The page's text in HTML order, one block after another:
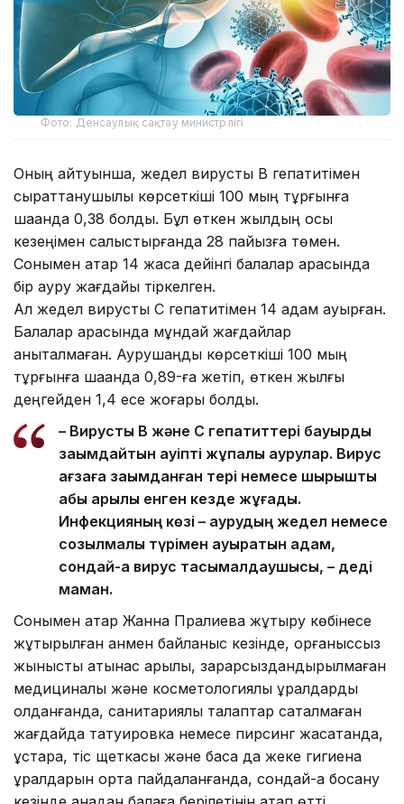
Фото: Денсаулық сақтау министрлігі
Оның айтуынша, жедел вирустық В гепатитімен
сырқаттанушылық көрсеткіші 100 мың тұрғынға
шаққанда 0,38 болды. Бұл өткен жылдың осы
кезеңімен салыстырғанда 28 пайызға төмен.
Сонымен қатар 14 жасқа дейінгі балалар арасында
бір ауру жағдайы тіркелген.
Ал жедел вирустық С гепатитімен 14 адам ауырған.
Балалар арасында мұндай жағдайлар
анықталмаған. Аурушаңдық көрсеткіші 100 мың
тұрғынға шаққанда 0,89-ға жетіп, өткен жылғы
деңгейден 1,4 есе жоғары болды.
– Вирустық В және С гепатиттері бауырды
зақымдайтын қауіпті жұқпалы аурулар. Вирус
ағзаға зақымданған тері немесе шырышты
қабық арқылы енген кезде жұғады.
Инфекцияның көзі – аурудың жедел немесе
созылмалы түрімен ауыратын адам,
сондай-ақ вирус тасымалдаушысы, – деді
маман.
Сонымен қатар Жанна Пралиева жұқтыру көбінесе
жұқтырылған қанмен байланыс кезінде, қорғаныссыз
жыныстық қатынас арқылы, зарарсыздандырылмаған
медициналық және косметологиялық құралдарды
қолданғанда, санитариялық талаптар сақталмаған
жағдайда татуировка немесе пирсинг жасатқанда,
ұстара, тіс щеткасы және басқа да жеке гигиена
құралдарын ортақ пайдаланғанда, сондай-ақ босану